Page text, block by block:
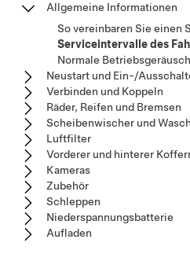
Allgemeine Informationen
So vereinbaren Sie einen
Serviceintervalle des
Normale
Neustart und Ein-/
Verbinden und Koppeln
Räder, Reifen und Bremsen
Scheibenwischer und
Luftfilter
Vorderer und hinterer
Kameras
Zubehör
Schleppen
Niederspannungsbatterie
Aufladen